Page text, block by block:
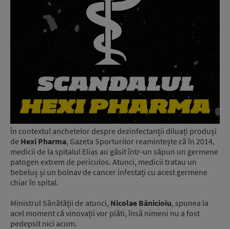
În contextul anchetelor despre dezinfectanții diluați produși
de Hexi Pharma, Gazeta Sporturilor reamintește că în 2014,
medicii de la spitalul Elias au găsit într-un săpun un germene
patogen extrem de periculos. Atunci, medicii tratau un
bebeluș și un bolnav de cancer infestați cu acest germene
chiar în spital.
Ministrul Sănătății de atunci, Nicolae Bănicioiu, spunea la
acel moment că vinovații vor plăti, însă nimeni nu a fost
pedepsit nici acum.